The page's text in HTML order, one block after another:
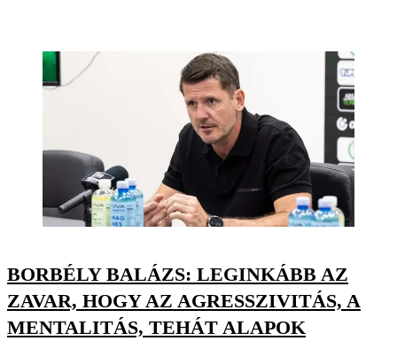
BORBÉLY BALÁZS: LEGINKÁBB AZ
ZAVAR, HOGY AZ AGRESSZIVITÁS, A
MENTALITÁS, TEHÁT ALAPOK